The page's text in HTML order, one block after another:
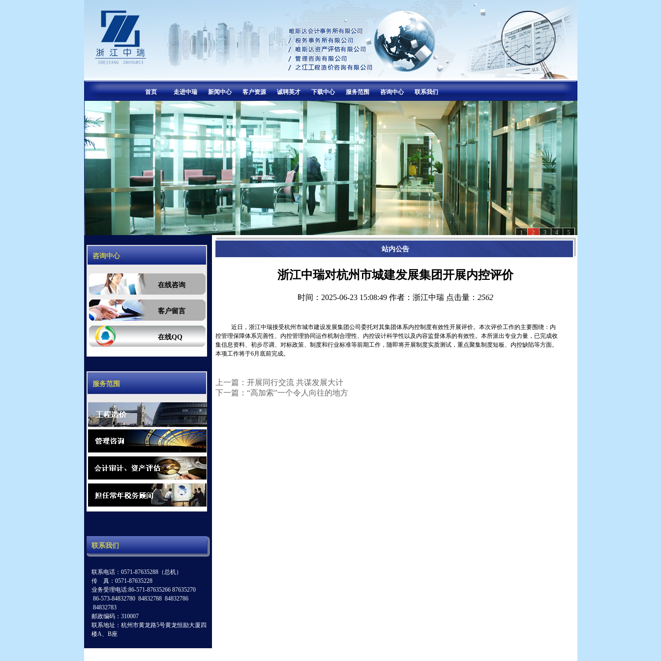
首页 走进中瑞 新闻中心 客户资源 诚聘英才 下载中心 服务范围 咨询中心 联系我们
5
4
3
2
1
咨询中心
在线咨询
客户留言
在线QQ
服务范围
联系我们
联系电话：0571-87635288（总机）
传 真：0571-87635228
业务受理电话:86-571-87635266 87635270
86-573-84832780 84832788 84832786
84832783
邮政编码：310007
联系地址：杭州市黄龙路5号黄龙恒励大厦四
楼A、B座
站内公告
浙江中瑞对杭州市城建发展集团开展内控评价
时间：2025-06-23 15:08:49 作者：浙江中瑞 点击量： 2562
近日，浙江中瑞接受杭州市城市建设发展集团公司委托对其集团体系内控制度有效性开展评价。本次评价工作的主要围绕：内
控管理保障体系完善性、内控管理协同运作机制合理性、内控设计科学性以及内容监督体系的有效性。本所派出专业力量，已完成收
集信息资料、初步尽调、对标政策、制度和行业标准等前期工作，随即将开展制度实质测试，重点聚集制度短板、内控缺陷等方面。
本项工作将于6月底前完成。
上一篇：开展同行交流 共谋发展大计
下一篇：“高加索”一个令人向往的地方